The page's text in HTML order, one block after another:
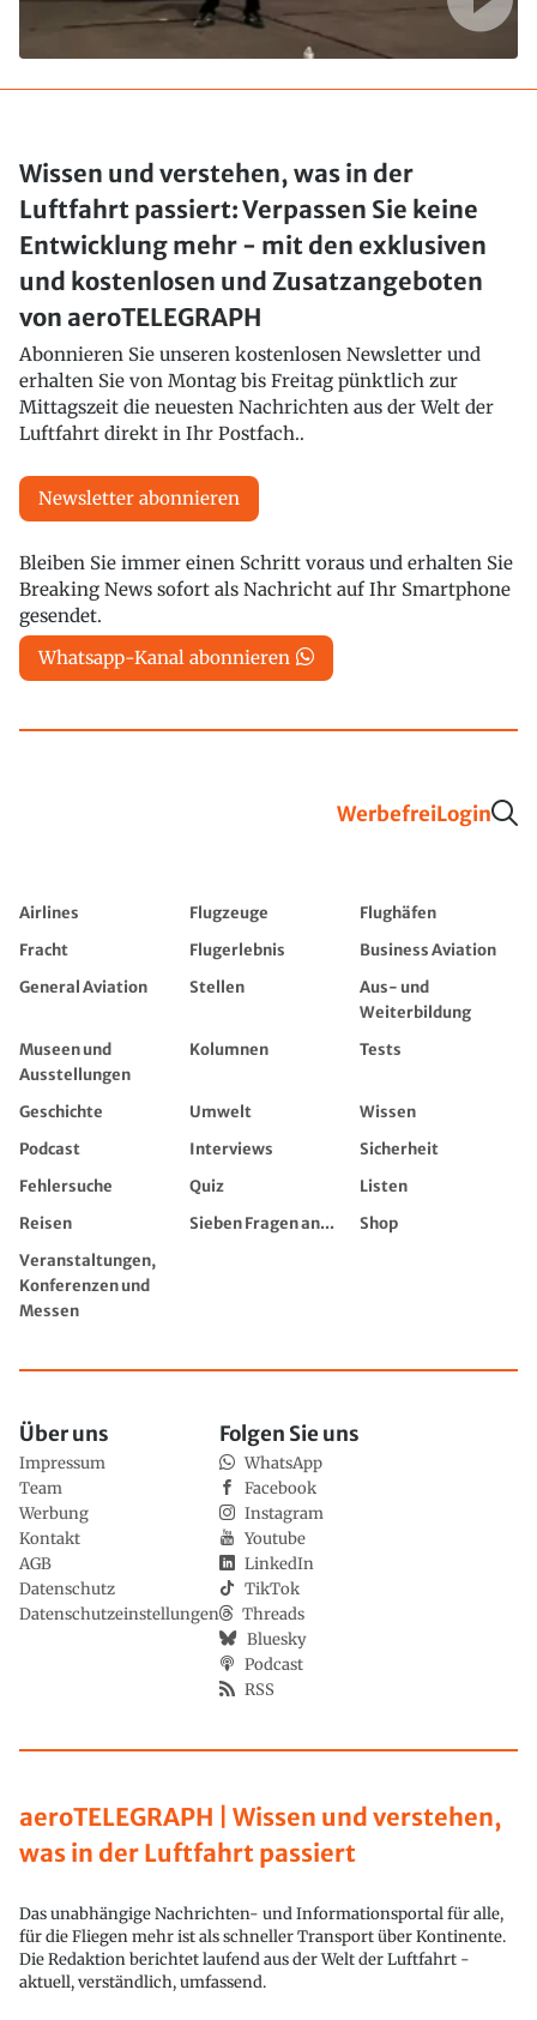
Wissen und verstehen, was in der
Luftfahrt passiert: Verpassen Sie keine
Entwicklung mehr - mit den exklusiven
und kostenlosen und Zusatzangeboten
von aeroTELEGRAPH
Abonnieren Sie unseren kostenlosen Newsletter und
erhalten Sie von Montag bis Freitag pünktlich zur
Mittagszeit die neuesten Nachrichten aus der Welt der
Luftfahrt direkt in Ihr Postfach..
Newsletter abonnieren
Bleiben Sie immer einen Schritt voraus und erhalten Sie
Breaking News sofort als Nachricht auf Ihr Smartphone
gesendet.
Whatsapp-Kanal abonnieren
WerbefreiLogin
Airlines Flugzeuge
Flughäfen
Fracht
Flugerlebnis
Business Aviation
General Aviation
Stellen
Aus- und
Weiterbildung
Museen und
Ausstellungen
Kolumnen Tests
Geschichte Umwelt
Wissen
Podcast
Interviews
Sicherheit
Fehlersuche
Quiz
Listen
Reisen
Sieben Fragen an...
Shop
Veranstaltungen,
Konferenzen und
Messen
aeroTELEGRAPH | Wissen und verstehen,
was in der Luftfahrt passiert
Das unabhängige Nachrichten- und Informationsportal für alle,
für die Fliegen mehr ist als schneller Transport über Kontinente.
Die Redaktion berichtet laufend aus der Welt der Luftfahrt -
aktuell, verständlich, umfassend.
Über uns
Impressum
Team
Werbung
Kontakt
AGB
Datenschutz
Datenschutzeinstellungen
Folgen Sie uns
WhatsApp
Facebook
Instagram
Youtube
LinkedIn
TikTok
Threads
Bluesky
Podcast
RSS